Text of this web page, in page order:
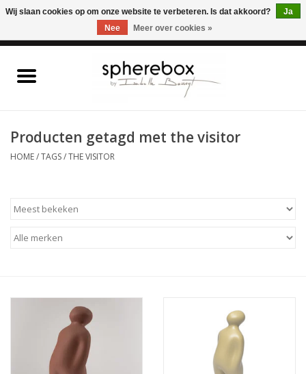
Home
MEUBELEN
CADEAUBON
Producten getagd met the visitor
HOME/TAGS/THE VISITOR
Wij slaan cookies op om onze website te verbeteren. Is dat akkoord?
Ja
Nee
Meer over cookies »
ONLINE WINKEL VOOR WOONACCESSOIRES, MEUBELEN & KUNST – GRATIS